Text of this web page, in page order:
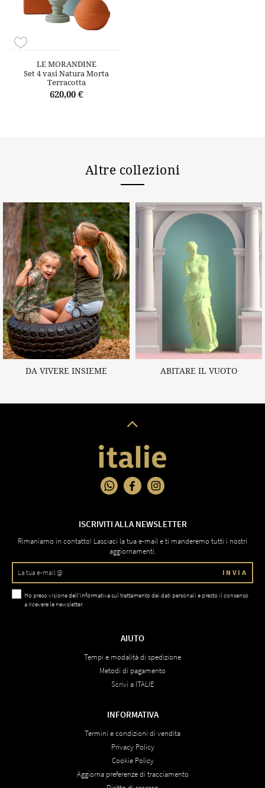
LE MORANDINE
Set 4 vasi Natura Morta
Terracotta
620,00 €
Altre collezioni
DA VIVERE INSIEME ABITARE IL VUOTO
AIUTO
Tempi e modalità di spedizione
Metodi di pagamento
Scrivi a ITALIE
INFORMATIVA
Termini e condizioni di vendita
Privacy Policy
Cookie Policy
Aggiorna preferenze di tracciamento
ISCRIVITI ALLA NEWSLETTER
Rimaniamo in contatto! Lasciaci la tua e-mail e ti manderemo tutti i nostri
aggiornamenti.
INVIA
Ho preso visionedell'informativasul trattamento dei dati personali e presto il consenso
a ricevere le newsletter.